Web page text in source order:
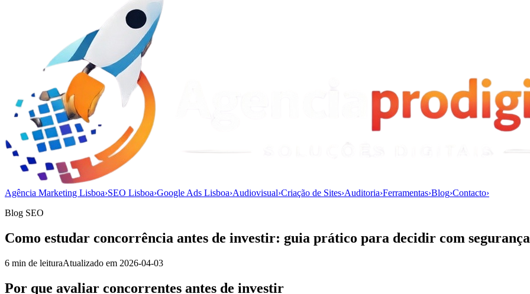
Agência Marketing Lisboa›SEO Lisboa›Google Ads Lisboa›Audiovisual›Criação de Sites›Auditoria›Ferramentas›Blog›Contacto›
Blog SEO
Como estudar concorrência antes de investir: guia prático para decidir com segurança
6 min de leituraAtualizado em 2026-04-03
Por que avaliar concorrentes antes de investir